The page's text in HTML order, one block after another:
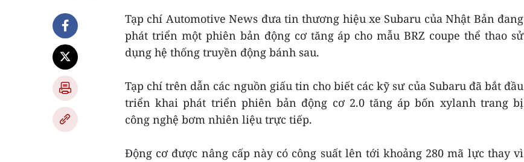
Tạp chí Automotive News đưa tin thương hiệu xe Subaru của Nhật Bản đang
phát triển một phiên bản động cơ tăng áp cho mẫu BRZ coupe thể thao sử
dụng hệ thống truyền động bánh sau.
Tạp chí trên dẫn các nguồn giấu tin cho biết các kỹ sư của Subaru đã bắt đầu
triển khai phát triển phiên bản động cơ 2.0 tăng áp bốn xylanh trang bị
công nghệ bơm nhiên liệu trực tiếp.
Động cơ được nâng cấp này có công suất lên tới khoảng 280 mã lực thay vì